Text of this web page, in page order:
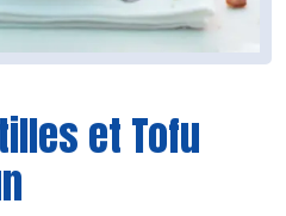
et Tofu